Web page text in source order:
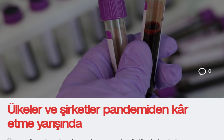
0
Ülkeler ve şirketler pandemiden kâr
etme yarışında